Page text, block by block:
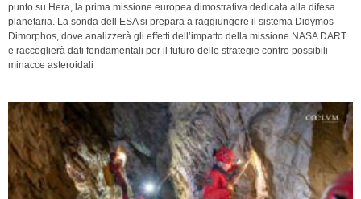
punto su Hera, la prima missione europea dimostrativa dedicata alla difesa
planetaria. La sonda dell’ESA si prepara a raggiungere il sistema Didymos–
Dimorphos, dove analizzerà gli effetti dell’impatto della missione NASA DART
e raccoglierà dati fondamentali per il futuro delle strategie contro possibili
minacce asteroidali